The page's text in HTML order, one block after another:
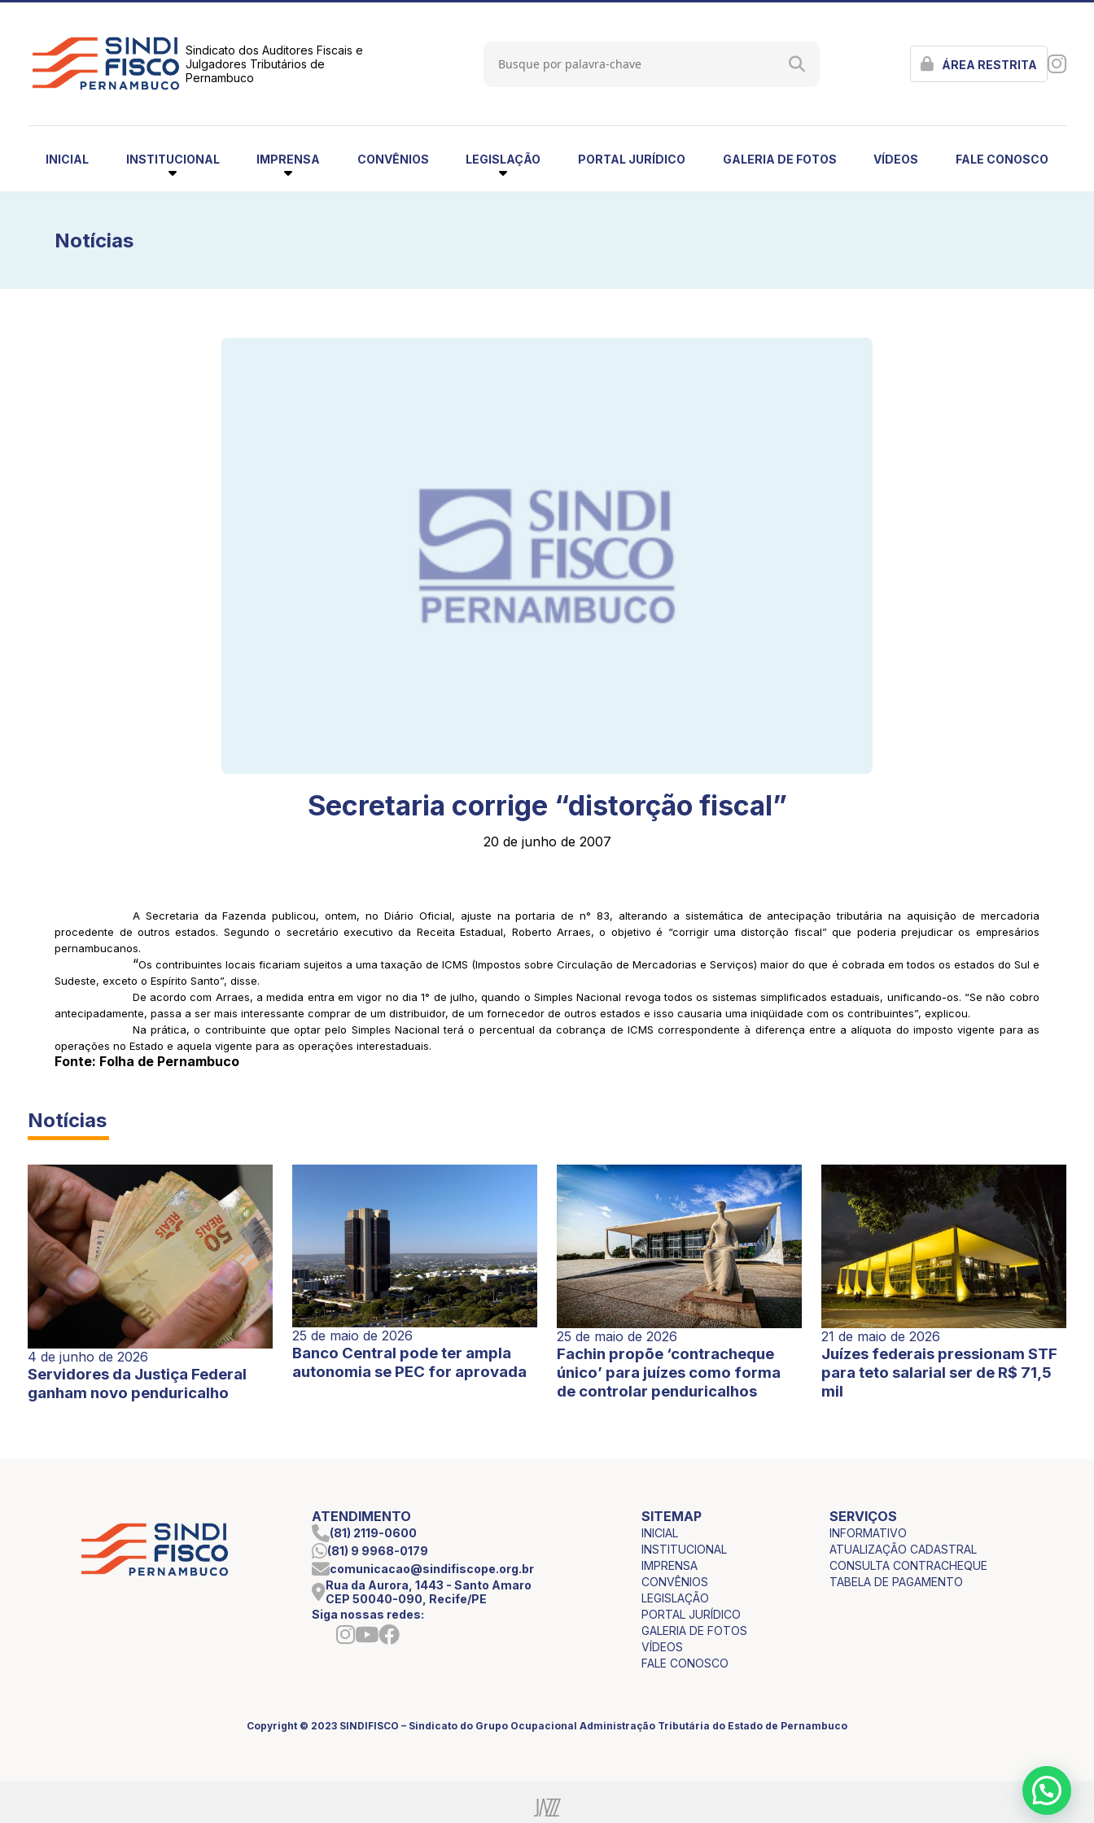
Sindicato dos Auditores Fiscais e
Julgadores Tributários de
Pernambuco
ÁREA RESTRITA
INICIAL INSTITUCIONAL IMPRENSA CONVÊNIOS LEGISLAÇÃO PORTAL JURÍDICO GALERIA DE FOTOS VÍDEOS FALE CONOSCO
Notícias
Secretaria corrige “distorção fiscal”
20 de junho de 2007
A Secretaria da Fazenda publicou, ontem, no Diário Oficial, ajuste na portaria de n° 83, alterando a sistemática de antecipação tributária na aquisição de mercadoria
procedente de outros estados. Segundo o secretário executivo da Receita Estadual, Roberto Arraes, o objetivo é “corrigir uma distorção fiscal” que poderia prejudicar os empresários
pernambucanos.
“Os contribuintes locais ficariam sujeitos a uma taxação de ICMS (Impostos sobre Circulação de Mercadorias e Serviços) maior do que é cobrada em todos os estados do Sul e
Sudeste, exceto o Espírito Santo”, disse.
De acordo com Arraes, a medida entra em vigor no dia 1° de julho, quando o Simples Nacional revoga todos os sistemas simplificados estaduais, unificando-os. “Se não cobro
antecipadamente, passa a ser mais interessante comprar de um distribuidor, de um fornecedor de outros estados e isso causaria uma iniqüidade com os contribuintes”, explicou.
Na prática, o contribuinte que optar pelo Simples Nacional terá o percentual da cobrança de ICMS correspondente à diferença entre a alíquota do imposto vigente para as
operações no Estado e aquela vigente para as operações interestaduais.
Fonte: Folha de Pernambuco
Notícias
4 de junho de 2026
Servidores da Justiça Federal
ganham novo penduricalho
25 de maio de 2026
Banco Central pode ter ampla
autonomia se PEC for aprovada
25 de maio de 2026
Fachin propõe ‘contracheque
único’ para juízes como forma
de controlar penduricalhos
21 de maio de 2026
Juízes federais pressionam STF
para teto salarial ser de R$ 71,5
mil
ATENDIMENTO
(81) 2119-0600
(81) 9 9968-0179
comunicacao@sindifiscope.org.br
Rua da Aurora, 1443 - Santo Amaro
CEP 50040-090, Recife/PE
Siga nossas redes:
SITEMAP
INICIAL
INSTITUCIONAL
IMPRENSA
CONVÊNIOS
LEGISLAÇÃO
PORTAL JURÍDICO
GALERIA DE FOTOS
VÍDEOS
FALE CONOSCO
SERVIÇOS
INFORMATIVO
ATUALIZAÇÃO CADASTRAL
CONSULTA CONTRACHEQUE
TABELA DE PAGAMENTO
Copyright © 2023 SINDIFISCO – Sindicato do Grupo Ocupacional Administração Tributária do Estado de Pernambuco